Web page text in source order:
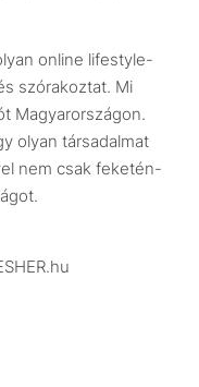
online lifestyle-
szórakoztat. Mi
Magyarországon.
olyan társadalmat
nem csak feketén-